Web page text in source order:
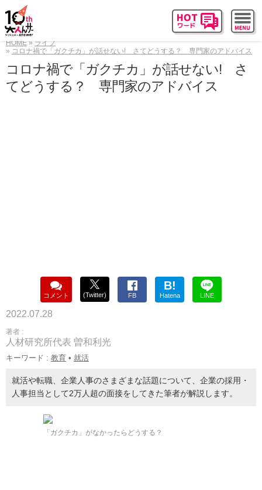
HOME
ライフ
コロナ禍で「ガクチカ」が話せない! さてどうする？ 専門家のアドバイス
コロナ禍で「ガクチカ」が話せない! さ
てどうする？ 専門家のアドバイス
コメント (Twitter) FB
B!
Hatena LINE
2022.07.28
著者 :
人材研究所代表 曽和利光
キーワード : 教育 • 就活
就活や転職、企業人事のさまざまな話題について、企業の採用・
人事担当として2万人超の面接をしてきた筆者が解説します。
「ガクチカ」がなかったらどうする？